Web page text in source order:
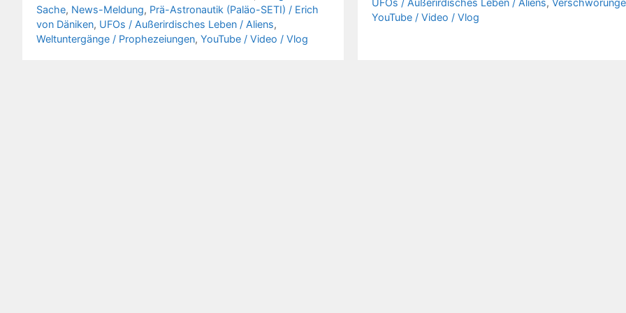
Sache, News-Meldung, Prä-Astronautik (Paläo-SETI) / Erich
von Däniken, UFOs / Außerirdisches Leben / Aliens,
Weltuntergänge / Prophezeiungen, YouTube / Video / Vlog
UFOs / Außerirdisches Leben / Aliens,
YouTube / Video / Vlog